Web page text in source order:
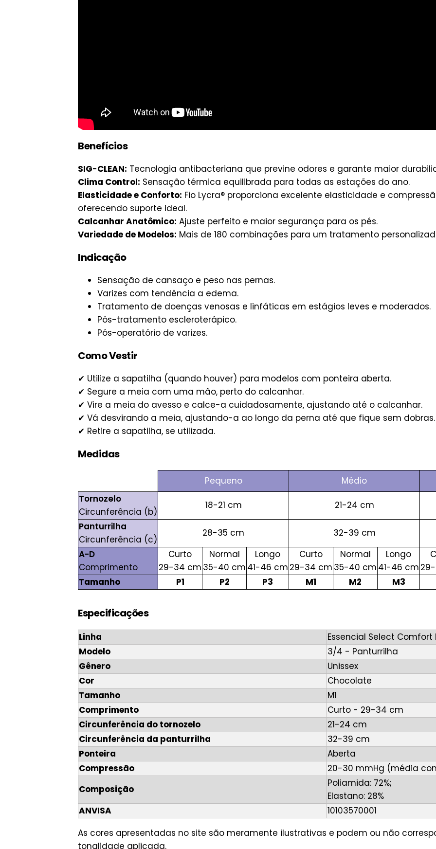
Benefícios
SIG-CLEAN: Tecnologia antibacteriana que previne odores e garante maior
Clima Control: Sensação térmica equilibrada para todas as estações do ano.
Elasticidade e Conforto: Fio Lycra® proporciona excelente elasticidade e
oferecendo suporte ideal.
Calcanhar Anatômico: Ajuste perfeito e maior segurança para os pés.
Variedade de Modelos: Mais de 180 combinações para um tratamento
Indicação
Sensação de cansaço e peso nas pernas.
Varizes com tendência a edema.
Tratamento de doenças venosas e linfáticas em estágios leves e moderados.
Pós-tratamento escleroterápico.
Pós-operatório de varizes.
Como Vestir
✔ Utilize a sapatilha (quando houver) para modelos com ponteira aberta.
✔ Segure a meia com uma mão, perto do calcanhar.
✔ Vire a meia do avesso e calce-a cuidadosamente, ajustando até o calcanhar.
✔ Vá desvirando a meia, ajustando-a ao longo da perna até que fique sem dobras.
✔ Retire a sapatilha, se utilizada.
Medidas
Pequeno Médio
Tornozelo
Circunferência (b)
18-21 cm 21-24 cm
Panturrilha
Circunferência (c)
28-35 cm 32-39 cm
A-D
Comprimento
Curto
29-34 cm
Normal
35-40 cm
Longo
41-46 cm
Curto
29-34 cm
Normal
35-40 cm
Longo
41-46 cm
Tamanho
P1 P2 P3 M1 M2 M3
Especificações
Linha
Essencial Select Comfort
Modelo
3/4 - Panturrilha
Gênero
Unissex
Cor
Chocolate
Tamanho
M1
Comprimento
Curto - 29-34 cm
Circunferência do tornozelo
21-24 cm
Circunferência da panturrilha
32-39 cm
Ponteira
Aberta
Compressão
20-30 mmHg (média
Composição
Poliamida: 72%;
Elastano: 28%
ANVISA
10103570001
As cores apresentadas no site são meramente ilustrativas e podem ou não
tonalidade aplicada.